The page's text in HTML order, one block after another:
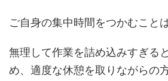
ご自身の集中時間をつかむこと
無理して作業を詰め込みすぎる
め、適度な休憩を取りながらの